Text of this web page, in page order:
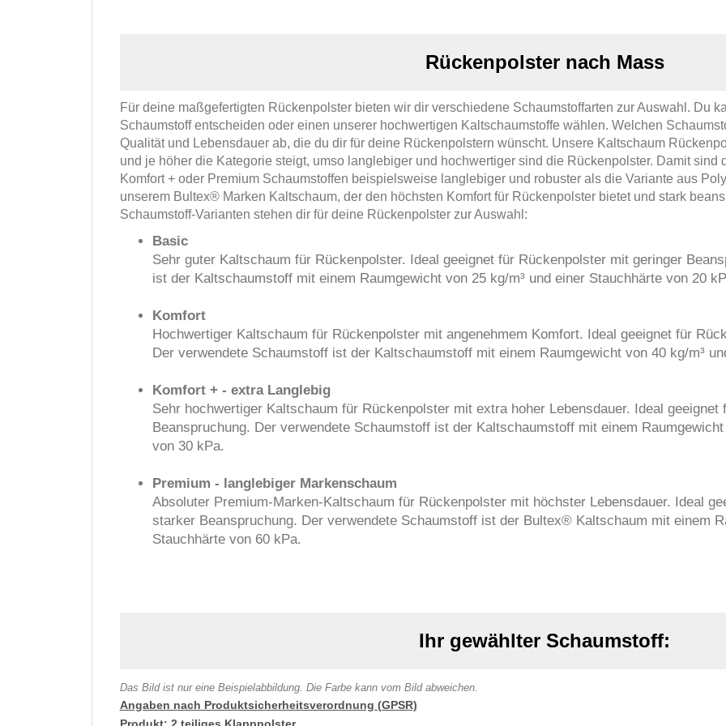
Rückenpolster nach Mass
Für deine maßgefertigten Rückenpolster bieten wir dir verschiedene Schaumstoffarten zur Auswahl. Du
Schaumstoff entscheiden oder einen unserer hochwertigen Kaltschaumstoffe wählen. Welchen
Qualität und Lebensdauer ab, die du dir für deine Rückenpolstern wünscht. Unsere Kaltschaum
und je höher die Kategorie steigt, umso langlebiger und hochwertiger sind die Rückenpolster. Damit sind
Komfort + oder Premium Schaumstoffen beispielsweise langlebiger und robuster als die Variante aus
unserem Bultex® Marken Kaltschaum, der den höchsten Komfort für Rückenpolster bietet und stark
Schaumstoff-Varianten stehen dir für deine Rückenpolster zur Auswahl:
Basic
Sehr guter Kaltschaum für Rückenpolster. Ideal geeignet für Rückenpolster mit geringer
ist der Kaltschaumstoff mit einem Raumgewicht von 25 kg/m³ und einer Stauchhärte von 20
Komfort
Hochwertiger Kaltschaum für Rückenpolster mit angenehmem Komfort. Ideal geeignet für
Der verwendete Schaumstoff ist der Kaltschaumstoff mit einem Raumgewicht von 40 kg/m³
Komfort + - extra Langlebig
Sehr hochwertiger Kaltschaum für Rückenpolster mit extra hoher Lebensdauer. Ideal
Beanspruchung. Der verwendete Schaumstoff ist der Kaltschaumstoff mit einem
von 30 kPa.
Premium - langlebiger Markenschaum
Absoluter Premium-Marken-Kaltschaum für Rückenpolster mit höchster Lebensdauer. Ideal
starker Beanspruchung. Der verwendete Schaumstoff ist der Bultex® Kaltschaum mit einem
Stauchhärte von 60 kPa.
Ihr gewählter Schaumstoff:
Das Bild ist nur eine Beispielabbildung. Die Farbe kann vom Bild abweichen.
Angaben nach Produktsicherheitsverordnung (GPSR)
Produkt: 2 teiliges Klapppolster